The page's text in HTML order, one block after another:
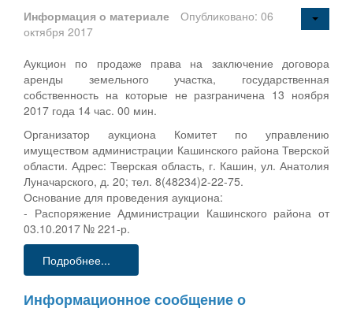
Информация о материале
Опубликовано: 06
октября 2017
Аукцион по продаже права на заключение договора
аренды земельного участка, государственная
собственность на которые не разграничена 13 ноября
2017 года 14 час. 00 мин.
Организатор аукциона Комитет по управлению
имуществом администрации Кашинского района Тверской
области. Адрес: Тверская область, г. Кашин, ул. Анатолия
Луначарского, д. 20; тел. 8(48234)2-22-75.
Основание для проведения аукциона:
- Распоряжение Администрации Кашинского района от
03.10.2017 № 221-р.
Подробнее...
Информационное сообщение о